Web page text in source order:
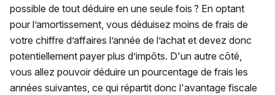
possible de tout déduire en une seule fois ? En optant
pour l’amortissement, vous déduisez moins de frais de
votre chiffre d’affaires l’année de l’achat et devez donc
potentiellement payer plus d’impôts. D'un autre côté,
vous allez pouvoir déduire un pourcentage de frais les
années suivantes, ce qui répartit donc l'avantage fiscale